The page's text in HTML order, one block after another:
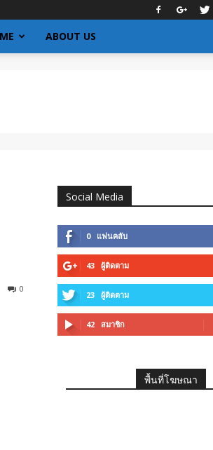
ABOUT US
0
Social Media
0 แฟนคลับ
43 ผู้ติดตาม
23 ผู้ติดตาม
42 สมาชิก
พื้นที่โฆษณา